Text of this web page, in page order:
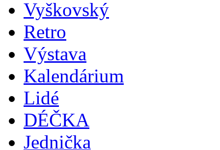
Vyškovský
Retro
Výstava
Kalendárium
Lidé
DÉČKA
Jednička